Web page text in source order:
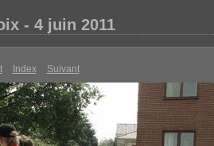
- 4 juin 2011
Index Suivant